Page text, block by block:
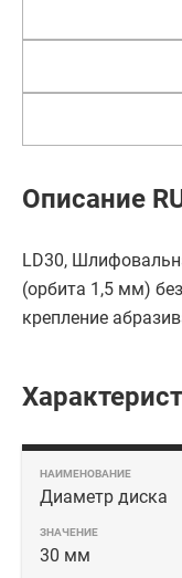
Описание
LD30,
(орбита 1,5 мм)
крепление
Диаметр диска
30 мм